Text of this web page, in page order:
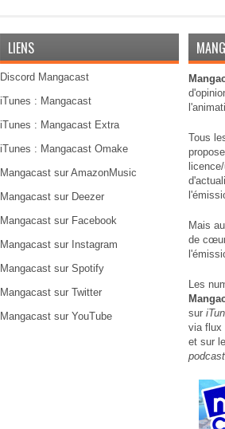
LIENS
Discord Mangacast
iTunes : Mangacast
iTunes : Mangacast Extra
iTunes : Mangacast Omake
Mangacast sur AmazonMusic
Mangacast sur Deezer
Mangacast sur Facebook
Mangacast sur Instagram
Mangacast sur Spotify
Mangacast sur Twitter
Mangacast sur YouTube
Tous
Mais
de
Les
sur
via flux
et sur
podcast